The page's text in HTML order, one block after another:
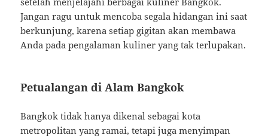
Jangan ragu untuk mencoba segala hidangan ini saat
berkunjung, karena setiap gigitan akan membawa
Anda pada pengalaman kuliner yang tak terlupakan.
Petualangan di Alam Bangkok
Bangkok tidak hanya dikenal sebagai kota
metropolitan yang ramai, tetapi juga menyimpan